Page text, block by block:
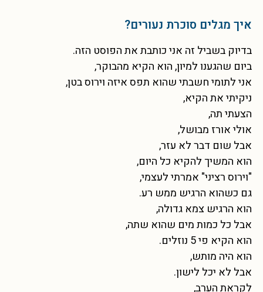
איך מגלים סוכרת נעורים?
בדיוק בשביל זה אני כותבת את הפוסט הזה.
ביום שהגענו למיון, הוא הקיא מהבוקר,
אני לתומי חשבתי שהוא תפס איזה וירוס בטן,
ניקיתי את הקיא,
הצעתי תה,
אולי אורז מבושל,
אבל שום דבר לא עזר,
הוא המשיך להקיא כל היום,
"וירוס רציני" אמרתי לעצמי,
גם כשהוא הרגיש ממש רע.
הוא הרגיש צמא גדולה,
אבל כל כמות מים שהוא שתה,
הוא הקיא פי 5 נוזלים.
הוא היה מותש,
אבל לא יכל לישון.
לקראת הערב,